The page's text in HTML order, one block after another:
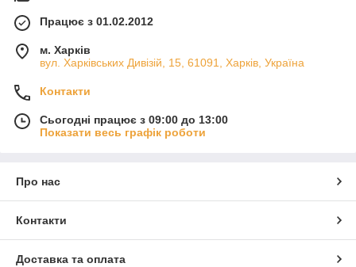
Працює з 01.02.2012
м. Харків
вул. Харківських Дивізій, 15, 61091, Харків, Україна
Контакти
Сьогодні працює з 09:00 до 13:00
Показати весь графік роботи
Про нас
Контакти
Доставка та оплата